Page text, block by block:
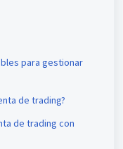
para gestionar
de trading?
de trading con